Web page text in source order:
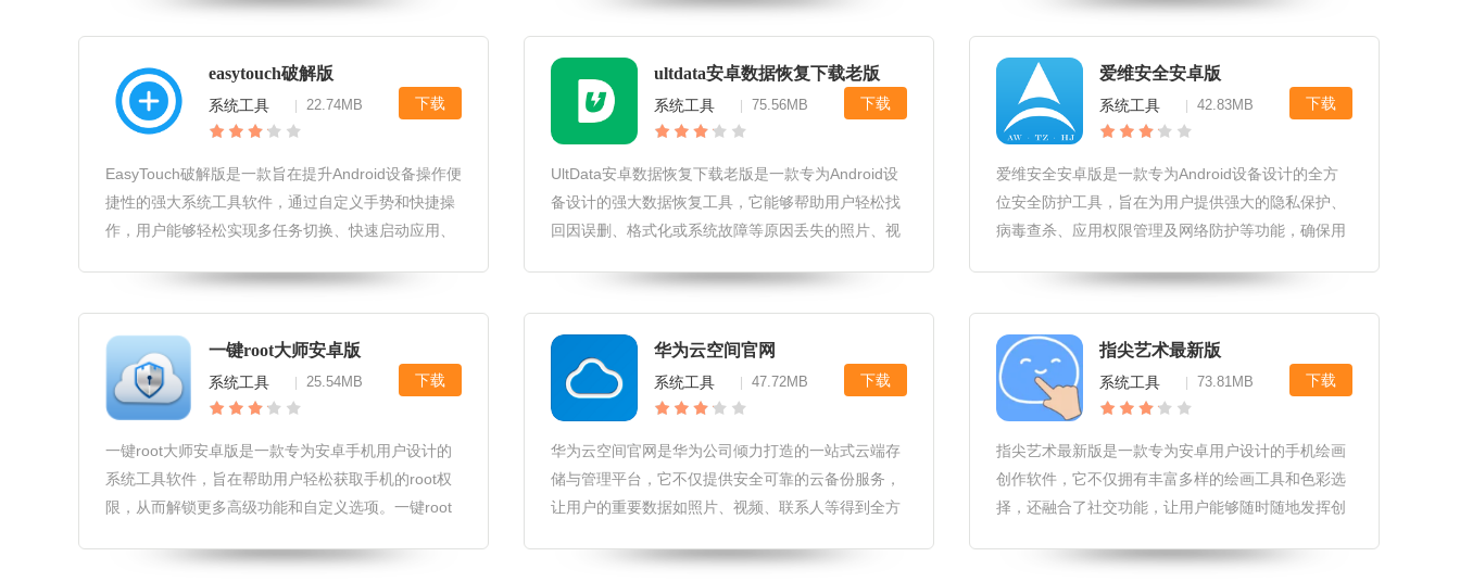
用户可以通过手机或平板电脑随时随地查看监控摄像
头的实时画面，并对设备进行远程控
还是经验丰富的DJ，djay都能提供一站式解决方案，
满足您的创意需求。
其强大的搜索引擎和智能推荐算法，坏坏猫搜索网页
版成为了众多用户的心头好。坏坏
easytouch破解版
系统工具 22.74MB 下载
EasyTouch破解版是一款旨在提升Android设备操作便
捷性的强大系统工具软件，通过自定义手势和快捷操
作，用户能够轻松实现多任务切换、快速启动应用、
效率和体验。easytouch破解版软件竞争优势1.高度
自定
ultdata安卓数据恢复下载老版
系统工具 75.56MB 下载
UltData安卓数据恢复下载老版是一款专为Android设
备设计的强大数据恢复工具，它能够帮助用户轻松找
回因误删、格式化或系统故障等原因丢失的照片、视
机还是平板电脑，UltData都能提供全面且高效的恢复
服务，让
爱维安全安卓版
系统工具 42.83MB 下载
爱维安全安卓版是一款专为Android设备设计的全方
位安全防护工具，旨在为用户提供强大的隐私保护、
病毒查杀、应用权限管理及网络防护等功能，确保用
安全安卓版软件应用场景和用例1.隐私保护：在用户
进行敏感操作时，如在线
一键root大师安卓版
系统工具 25.54MB 下载
一键root大师安卓版是一款专为安卓手机用户设计的
系统工具软件，旨在帮助用户轻松获取手机的root权
限，从而解锁更多高级功能和自定义选项。一键root
专业知识即可快速上手，操作直观易懂。提供详细的
华为云空间官网
系统工具 47.72MB 下载
华为云空间官网是华为公司倾力打造的一站式云端存
储与管理平台，它不仅提供安全可靠的云备份服务，
让用户的重要数据如照片、视频、联系人等得到全方
户实现跨设备的数据同步与便捷访问。通过华为云空
指尖艺术最新版
系统工具 73.81MB 下载
指尖艺术最新版是一款专为安卓用户设计的手机绘画
创作软件，它不仅拥有丰富多样的绘画工具和色彩选
择，还融合了社交功能，让用户能够随时随地发挥创
区和互动功能1.社交互动：用户可以在平台上查看其